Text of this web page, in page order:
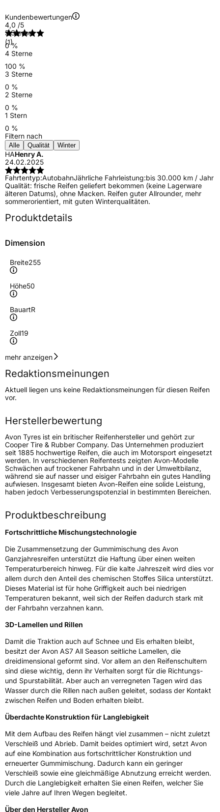
Kundenbewertungen
4,0 /5
(1)
5 Sterne
0 %
4 Sterne
100 %
3 Sterne
0 %
2 Sterne
0 %
1 Stern
0 %
Filtern nach
Alle Qualität Winter
HAHenry A.
24.02.2025
Fahrtentyp:AutobahnJährliche Fahrleistung:bis 30.000 km / Jahr
Qualität: frische Reifen geliefert bekommen (keine Lagerware
älteren Datums), ohne Macken. Reifen guter Allrounder, mehr
sommerorientiert, mit guten Winterqualitäten.
Produktdetails
Dimension
Breite255
Höhe50
BauartR
Zoll19
Geschwindigkeitsindex
Höchstgeschwindigkeit
270 km/h
Lastindex107
Höchstlast975 kg
Gewicht (in kg)
14,34 kg
Generelle Merkmale
FahrzeugtypPKW
VerwendungGanzjahresreifen
FahrzeugartPKW & SUV
Weitere Eigenschaften
SchlauchtypTL
ZustandNeureifen
M+SJa
VerstärktXL
EU Label
Effizienz C
NasshaftungB
Rollgeräusch (dB)71
FahrzeugklasseC1
3PMSF / Schneeflockensymbol / Alpine-Symbol Ja
EisgripNein
mehr anzeigen
Redaktionsmeinungen
Aktuell liegen uns keine Redaktionsmeinungen für diesen Reifen
vor.
Herstellerbewertung
Avon Tyres ist ein britischer Reifenhersteller und gehört zur
Cooper Tire & Rubber Company. Das Unternehmen produziert
seit 1885 hochwertige Reifen, die auch im Motorsport eingesetzt
werden. In verschiedenen Reifentests zeigten Avon-Modelle
Schwächen auf trockener Fahrbahn und in der Umweltbilanz,
während sie auf nasser und eisiger Fahrbahn ein gutes Handling
aufwiesen. Insgesamt bieten Avon-Reifen eine solide Leistung,
haben jedoch Verbesserungspotenzial in bestimmten Bereichen.
Produktbeschreibung
Fortschrittliche Mischungstechnologie
Die Zusammensetzung der Gummimischung des Avon
Ganzjahresreifen unterstützt die Haftung über einen weiten
Temperaturbereich hinweg. Für die kalte Jahreszeit wird dies vor
allem durch den Anteil des chemischen Stoffes Silica unterstützt.
Dieses Material ist für hohe Griffigkeit auch bei niedrigen
Temperaturen bekannt, weil sich der Reifen dadurch stark mit
der Fahrbahn verzahnen kann.
3D-Lamellen und Rillen
Damit die Traktion auch auf Schnee und Eis erhalten bleibt,
besitzt der Avon AS7 All Season seitliche Lamellen, die
dreidimensional geformt sind. Vor allem an den Reifenschultern
sind diese wichtig, denn ihr Verhalten sorgt für die Richtungs-
und Spurstabilität. Aber auch an verregneten Tagen wird das
Wasser durch die Rillen nach außen geleitet, sodass der Kontakt
zwischen Reifen und Boden erhalten bleibt.
Überdachte Konstruktion für Langlebigkeit
Mit dem Aufbau des Reifen hängt viel zusammen – nicht zuletzt
Verschleiß und Abrieb. Damit beides optimiert wird, setzt Avon
auf eine Kombination aus fortschrittlicher Konstruktion und
erneuerter Gummimischung. Dadurch kann ein geringer
Verschleiß sowie eine gleichmäßige Abnutzung erreicht werden.
Durch die Langlebigkeit erhalten Sie einen Reifen, welcher Sie
viele Jahre auf Ihren Wegen begleitet.
Über den Hersteller Avon